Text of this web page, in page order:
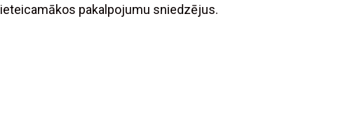
ieteicamākos pakalpojumu sniedzējus.